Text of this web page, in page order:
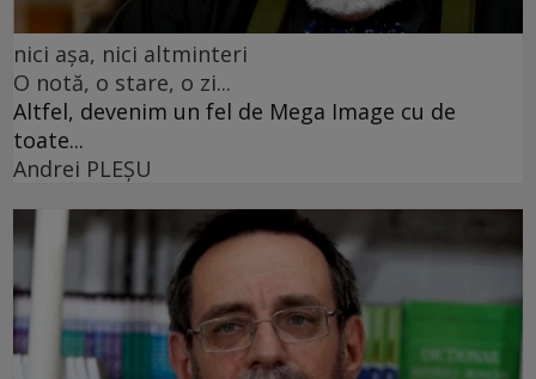
nici așa, nici altminteri
O notă, o stare, o zi...
Altfel, devenim un fel de Mega Image cu de
toate...
Andrei PLEŞU